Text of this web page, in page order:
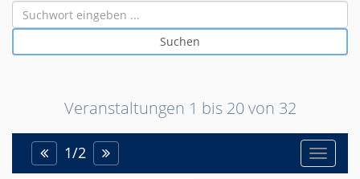
Suchen
Veranstaltungen 1 bis 20von 32
Toggle
1/2